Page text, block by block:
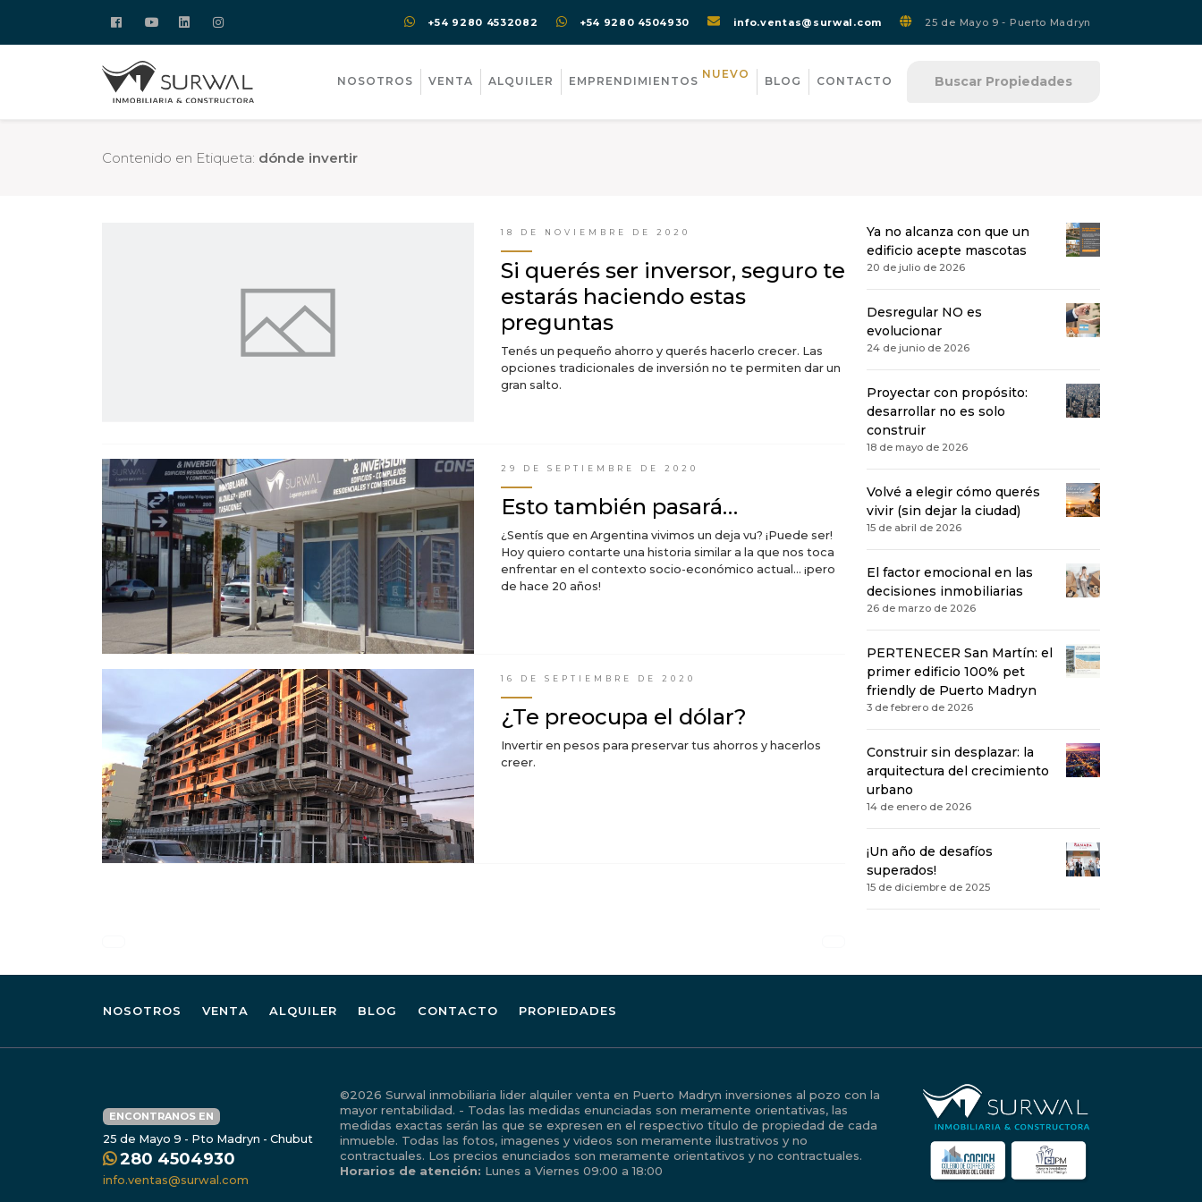
+54 9280 4532082 +54 9280 4504930 info.ventas@surwal.com 25 de Mayo 9 - Puerto Madryn
NOSOTROS VENTA ALQUILER EMPRENDIMIENTOS
NUEVO
BLOG CONTACTO Buscar Propiedades
Contenido en Etiqueta: dónde invertir
18 DE NOVIEMBRE DE 2020
Si querés ser inversor, seguro te
estarás haciendo estas
preguntas
Tenés un pequeño ahorro y querés hacerlo crecer. Las
opciones tradicionales de inversión no te permiten dar un
gran salto.
29 DE SEPTIEMBRE DE 2020
Esto también pasará…
¿Sentís que en Argentina vivimos un deja vu? ¡Puede ser!
Hoy quiero contarte una historia similar a la que nos toca
enfrentar en el contexto socio-económico actual… ¡pero
de hace 20 años!
16 DE SEPTIEMBRE DE 2020
¿Te preocupa el dólar?
Invertir en pesos para preservar tus ahorros y hacerlos
creer.
Ya no alcanza con que un
edificio acepte mascotas
20 de julio de 2026
Desregular NO es
evolucionar
24 de junio de 2026
Proyectar con propósito:
desarrollar no es solo
construir
18 de mayo de 2026
Volvé a elegir cómo querés
vivir (sin dejar la ciudad)
15 de abril de 2026
El factor emocional en las
decisiones inmobiliarias
26 de marzo de 2026
PERTENECER San Martín: el
primer edificio 100% pet
friendly de Puerto Madryn
3 de febrero de 2026
Construir sin desplazar: la
arquitectura del crecimiento
urbano
14 de enero de 2026
¡Un año de desafíos
superados!
15 de diciembre de 2025
NOSOTROS VENTA ALQUILER BLOG CONTACTO PROPIEDADES
ENCONTRANOS EN
25 de Mayo 9 - Pto Madryn - Chubut
280 4504930
info.ventas@surwal.com
©2026 Surwal inmobiliaria lider alquiler venta en Puerto Madryn inversiones al pozo con la
mayor rentabilidad. - Todas las medidas enunciadas son meramente orientativas, las
medidas exactas serán las que se expresen en el respectivo título de propiedad de cada
inmueble. Todas las fotos, imagenes y videos son meramente ilustrativos y no
contractuales. Los precios enunciados son meramente orientativos y no contractuales.
Horarios de atención: Lunes a Viernes 09:00 a 18:00